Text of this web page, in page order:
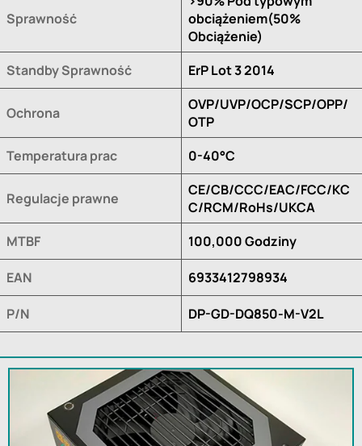
Sprawność
obciążeniem(50%
Obciążenie)
Standby Sprawność
ErP Lot 3 2014
Ochrona
OVP/UVP/OCP/SCP/OPP/
OTP
Temperatura prac
0-40°C
Regulacje prawne
CE/CB/CCC/EAC/FCC/KC
C/RCM/RoHs/UKCA
MTBF
100,000 Godziny
EAN 6933412798934
P/N DP-GD-DQ850-M-V2L